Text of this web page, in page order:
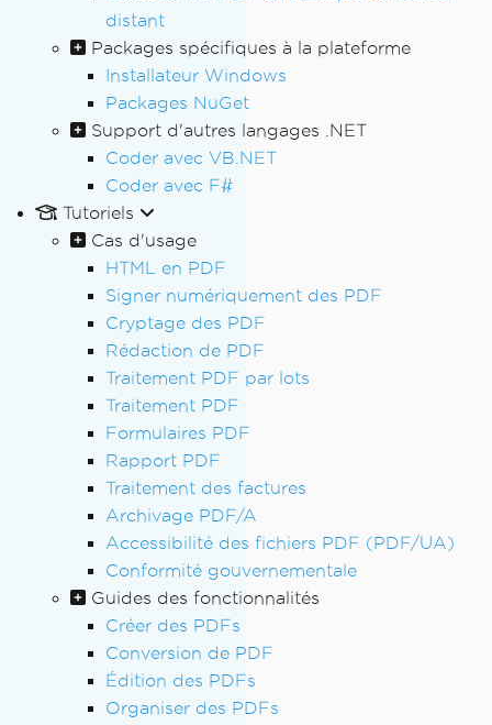
distant
Packages spécifiques à la plateforme
Installateur Windows
Packages NuGet
Support d'autres langages .NET
Coder avec VB.NET
Coder avec F#
Tutoriels
Cas d'usage
HTML en PDF
Signer numériquement des PDF
Cryptage des PDF
Rédaction de PDF
Traitement PDF par lots
Traitement PDF
Formulaires PDF
Rapport PDF
Traitement des factures
Archivage PDF/A
Accessibilité des fichiers PDF (PDF/UA)
Conformité gouvernementale
Guides des fonctionnalités
Créer des PDFs
Conversion de PDF
Édition des PDFs
Organiser des PDFs